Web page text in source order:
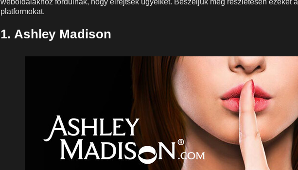
weboldalakhoz fordulnak, hogy elrejtsék ügyeiket. Beszéljük meg részletesen ezeket a
platformokat.
1. Ashley Madison